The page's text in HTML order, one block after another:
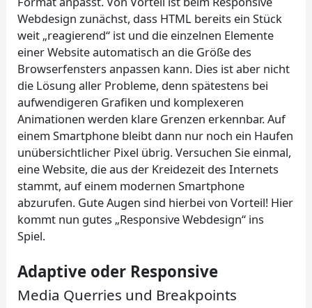
Webdesign zunächst, dass HTML bereits ein Stück
weit „reagierend“ ist und die einzelnen Elemente
einer Website automatisch an die Größe des
Browserfensters anpassen kann. Dies ist aber nicht
die Lösung aller Probleme, denn spätestens bei
aufwendigeren Grafiken und komplexeren
Animationen werden klare Grenzen erkennbar. Auf
einem Smartphone bleibt dann nur noch ein Haufen
unübersichtlicher Pixel übrig. Versuchen Sie einmal,
eine Website, die aus der Kreidezeit des Internets
stammt, auf einem modernen Smartphone
abzurufen. Gute Augen sind hierbei von Vorteil! Hier
kommt nun gutes „Responsive Webdesign“ ins
Spiel.
Adaptive oder Responsive
Media Querries und Breakpoints